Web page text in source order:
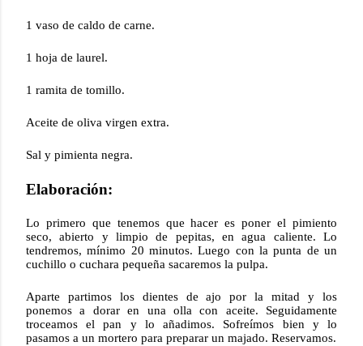
1 vaso de caldo de carne.
1 hoja de laurel.
1 ramita de tomillo.
Aceite de oliva virgen extra.
Sal y pimienta negra.
Elaboración:
Lo primero que tenemos que hacer es poner el pimiento
seco, abierto y limpio de pepitas, en agua caliente. Lo
tendremos, mínimo 20 minutos. Luego con la punta de un
cuchillo o cuchara pequeña sacaremos la pulpa.
Aparte partimos los dientes de ajo por la mitad y los
ponemos a dorar en una olla con aceite. Seguidamente
troceamos el pan y lo añadimos. Sofreímos bien y lo
pasamos a un mortero para preparar un majado. Reservamos.